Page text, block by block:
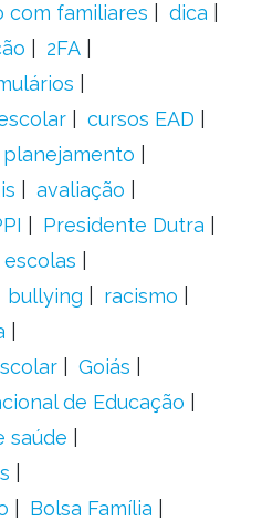
com familiares
dica
2FA
cursos EAD
planejamento
avaliação
Presidente Dutra
escolas
bullying
racismo
Goiás
de Educação
saúde
Bolsa Família